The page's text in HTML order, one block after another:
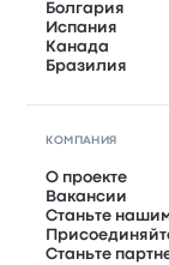
Болгария
Испания
Канада
Бразилия
КОМПАНИЯ
О проекте
Вакансии
Станьте
Станьте